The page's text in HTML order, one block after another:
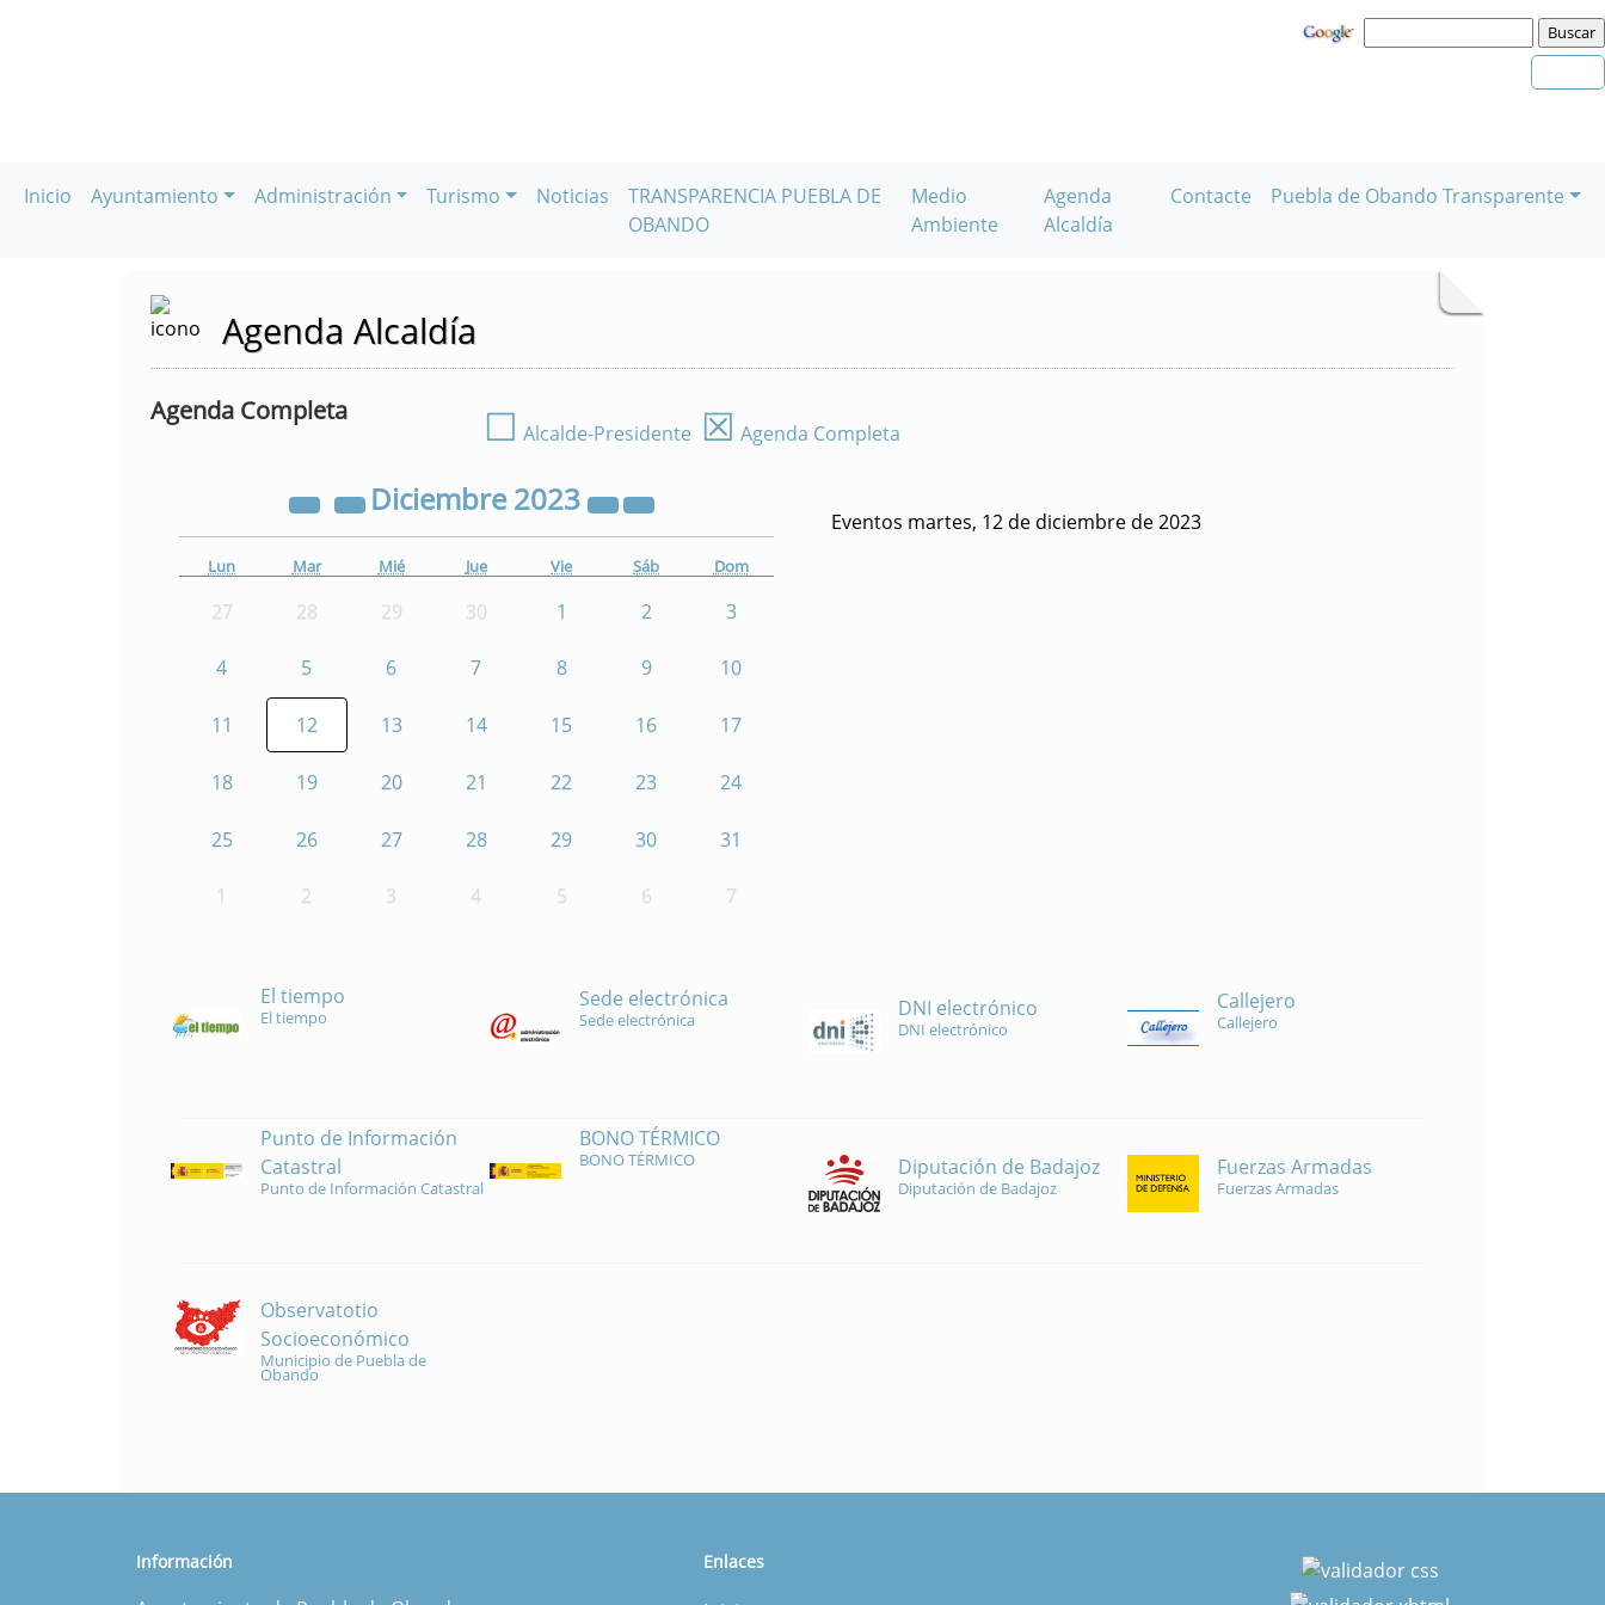
Inicio Ayuntamiento Administración Turismo Noticias
TRANSPARENCIA PUEBLA DE
OBANDO
Medio
Ambiente
Agenda
Alcaldía
Contacte Puebla de Obando Transparente
Agenda Alcaldía
Agenda Completa ☐ Alcalde-Presidente ☒ Agenda Completa
Diciembre2023
Lun Mar Mié Jue Vie Sáb Dom
27 28 29 30 1 2 3
4 5 6 7 8 9 10
11 12 13 14 15 16 17
18 19 20 21 22 23 24
25 26 27 28 29 30 31
1 2 3 4 5 6 7
Eventos martes, 12 de diciembre de 2023
El tiempo
El tiempo
Sede electrónica
Sede electrónica DNI electrónico
DNI electrónico
Callejero
Callejero
Punto de Información
Catastral
Punto de Información Catastral
BONO TÉRMICO
BONO TÉRMICO Diputación de Badajoz
Diputación de Badajoz
Fuerzas Armadas
Fuerzas Armadas
Observatotio
Socioeconómico
Municipio de Puebla de
Obando
Información Enlaces